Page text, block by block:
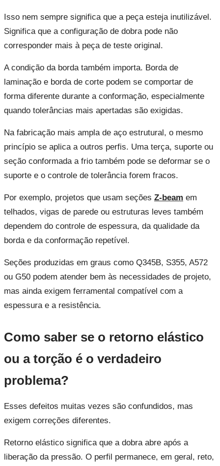
Isso nem sempre significa que a peça esteja inutilizável.
Significa que a configuração de dobra pode não
corresponder mais à peça de teste original.
A condição da borda também importa. Borda de
laminação e borda de corte podem se comportar de
forma diferente durante a conformação, especialmente
quando tolerâncias mais apertadas são exigidas.
Na fabricação mais ampla de aço estrutural, o mesmo
princípio se aplica a outros perfis. Uma terça, suporte ou
seção conformada a frio também pode se deformar se o
suporte e o controle de tolerância forem fracos.
Por exemplo, projetos que usam seções Z-beam em
telhados, vigas de parede ou estruturas leves também
dependem do controle de espessura, da qualidade da
borda e da conformação repetível.
Seções produzidas em graus como Q345B, S355, A572
ou G50 podem atender bem às necessidades de projeto,
mas ainda exigem ferramental compatível com a
espessura e a resistência.
Como saber se o retorno elástico
ou a torção é o verdadeiro
problema?
Esses defeitos muitas vezes são confundidos, mas
exigem correções diferentes.
Retorno elástico significa que a dobra abre após a
liberação da pressão. O perfil permanece, em geral, reto,